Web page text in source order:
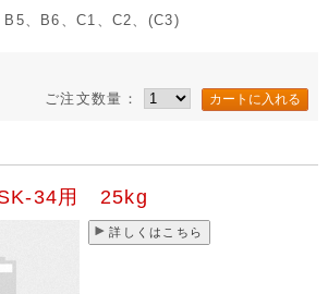
、B6、C1、C2、(C3)
ご注文数量：
34用 25kg
詳しくはこちら